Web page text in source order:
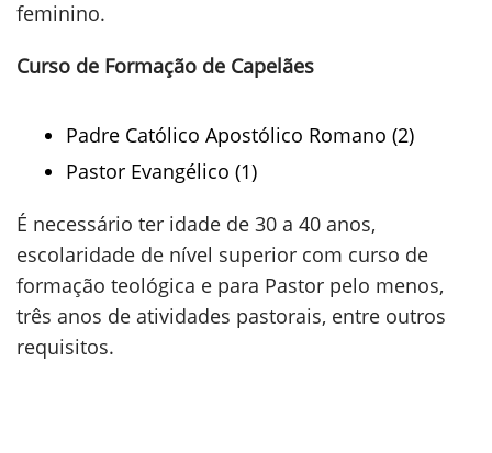
feminino.
Curso de Formação de Capelães
Padre Católico Apostólico Romano (2)
Pastor Evangélico (1)
É necessário ter idade de 30 a 40 anos,
escolaridade de nível superior com curso de
formação teológica e para Pastor pelo menos,
três anos de atividades pastorais, entre outros
requisitos.